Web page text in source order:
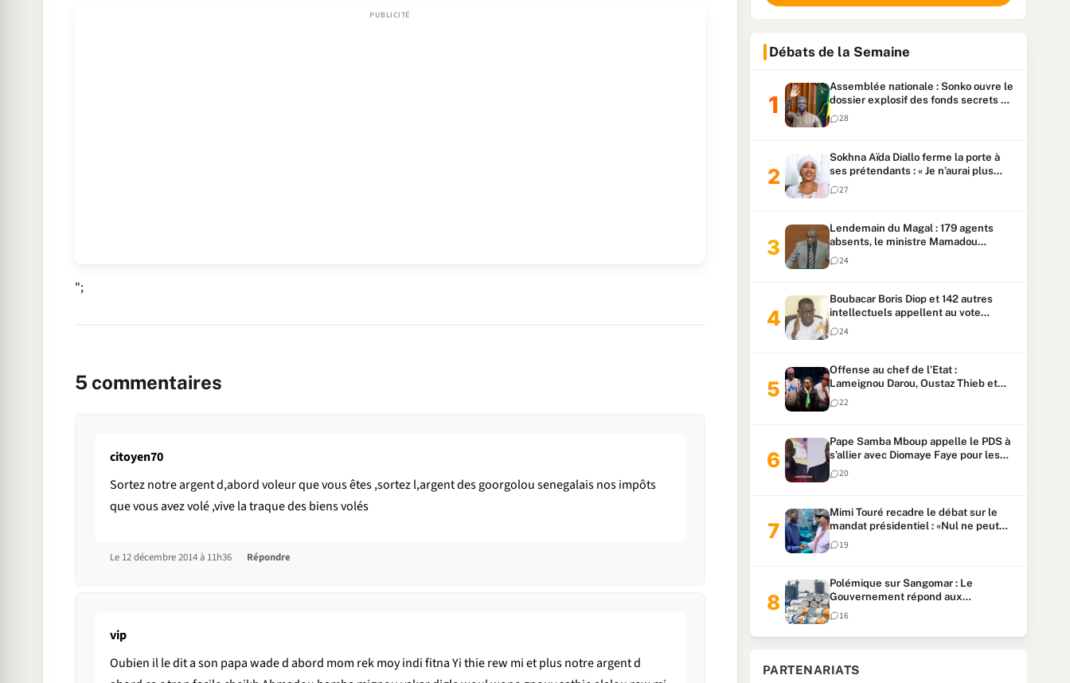
";
5commentaires
citoyen70
Sortez notre argent d,abord voleur que vous êtes ,sortez l,argent des goorgolou senegalais nos impôts
que vous avez volé ,vive la traque des biens volés
Le 12 décembre 2014 à 11h36 Répondre
vip
Oubien il le dit a son papa wade d abord mom rek moy indi fitna Yi thie rew mi et plus notre argent d
Débats de la Semaine
Assemblée nationale : Sonko ouvre le
dossier explosif des fonds secrets et
du patrimoine présidentiel
28
Sokhna Aïda Diallo ferme la porte à
ses prétendants : « Je n’aurai plus
jamais un autre mari »
27
Lendemain du Magal : 179 agents
absents, le ministre Mamadou
Lamine Dianté exige des explications
24
Boubacar Boris Diop et 142 autres
intellectuels appellent au vote
urgent de la révision
constitutionnelle
24
Offense au chef de l’Etat :
Lameignou Darou, Oustaz Thieb et
Ndiaye Touba lourdement
condamnés
22
Pape Samba Mboup appelle le PDS à
s’allier avec Diomaye Faye pour les
locales et tacle Sonko
20
Mimi Touré recadre le débat sur le
mandat présidentiel : «Nul ne peut
faire plus de deux mandats
consécutifs de 5 ans»
19
Polémique sur Sangomar : Le
Gouvernement répond aux
accusations et clarifie le partage des
milliards
16
PARTENARIATS